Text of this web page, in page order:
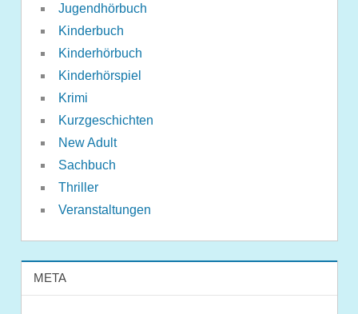
Jugendhörbuch
Kinderbuch
Kinderhörbuch
Kinderhörspiel
Krimi
Kurzgeschichten
New Adult
Sachbuch
Thriller
Veranstaltungen
META